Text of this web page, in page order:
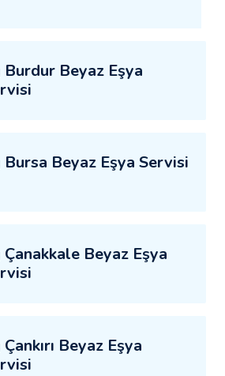
Burdur Beyaz Eşya
Bursa Beyaz Eşya Servisi
Çanakkale Beyaz Eşya
Beyaz Eşya